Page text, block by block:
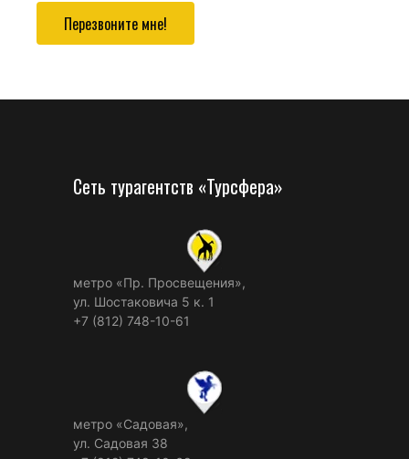
Перезвоните мне!
Сеть турагентств «Турсфера»
метро «Пр. Просвещения»,
ул. Шостаковича 5 к. 1
+7 (812) 748-10-61
метро «Садовая»,
ул. Садовая 38